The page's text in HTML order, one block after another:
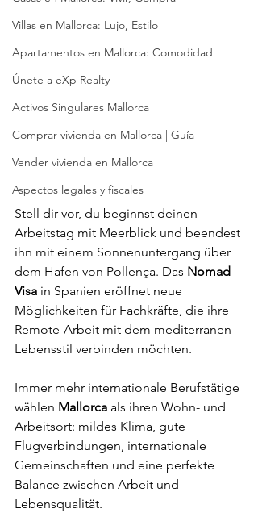
Villas en Mallorca: Lujo, Estilo
Apartamentos en Mallorca: Comodidad
Únete a eXp Realty
Activos Singulares Mallorca
Comprar vivienda en Mallorca | Guía
Vender vivienda en Mallorca
Aspectos legales y fiscales
Stell dir vor, du beginnst deinen
Arbeitstag mit Meerblick und beendest
ihn mit einem Sonnenuntergang über
dem Hafen von Pollença. Das Nomad
Visa in Spanien eröffnet neue
Möglichkeiten für Fachkräfte, die ihre
Remote-Arbeit mit dem mediterranen
Lebensstil verbinden möchten.
Immer mehr internationale Berufstätige
wählen Mallorca als ihren Wohn- und
Arbeitsort: mildes Klima, gute
Flugverbindungen, internationale
Gemeinschaften und eine perfekte
Balance zwischen Arbeit und
Lebensqualität.